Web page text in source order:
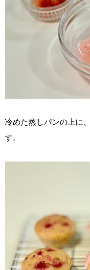
冷めた蒸しパンの上に
す。